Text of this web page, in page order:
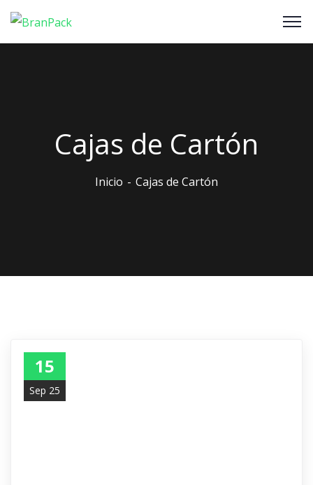
Cajas de Cartón
Inicio Cajas de Cartón
15
Sep 25